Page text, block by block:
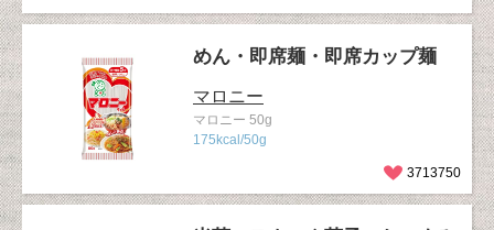
めん・即席麺・即席カップ麺
マロニー
マロニー 50g
175kcal/50g
3713750